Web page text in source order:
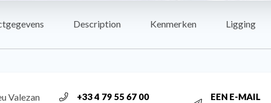
Description Kenmerken Ligging
Valezan
+33 4 79 55 67 00
EEN E-MAIL